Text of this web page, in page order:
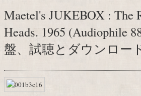
Maetel's JUKEBOX : The
Heads. 1965 (Audiophile
盤、試聴とダウンロー